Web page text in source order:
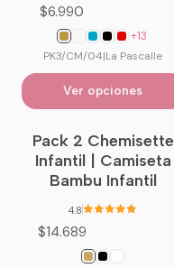
$6.990
+13
PK3/CM/04|La Pascalle
Ver opciones
Pack 2 Chemisette
Infantil | Camiseta
Bambu Infantil
4.8
$14.689